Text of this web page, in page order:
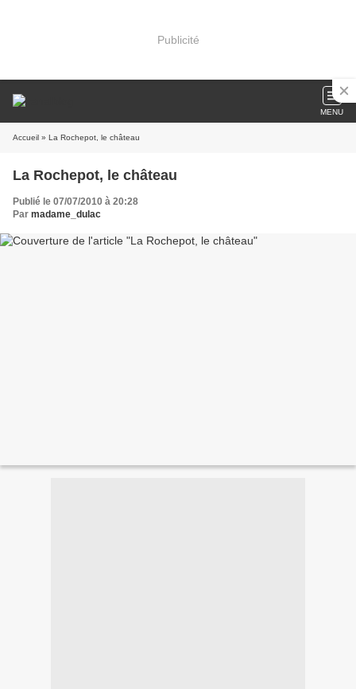
Publicité
MENU
Accueil » La Rochepot, le château
La Rochepot, le château
Publié le 07/07/2010 à 20:28
Par madame_dulac